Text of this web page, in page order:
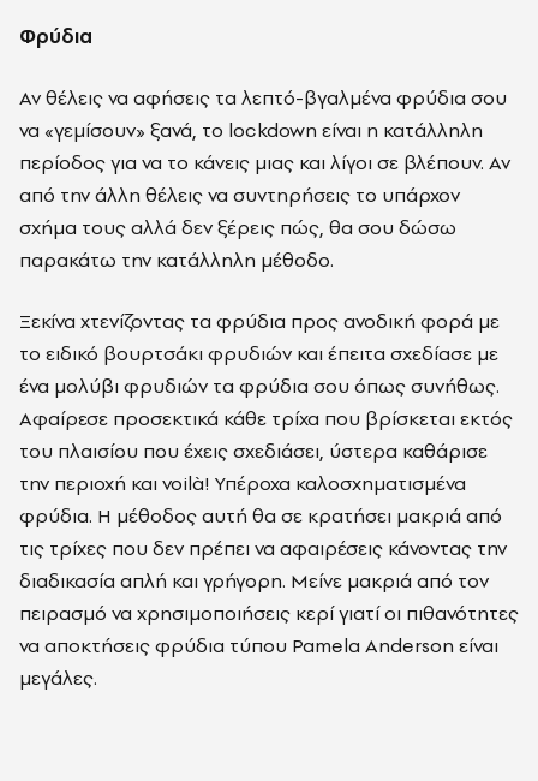
Φρύδια
Αν θέλεις να αφήσεις τα λεπτό-βγαλμένα φρύδια σου
να «γεμίσουν» ξανά, το lockdown είναι η κατάλληλη
περίοδος για να το κάνεις μιας και λίγοι σε βλέπουν. Αν
από την άλλη θέλεις να συντηρήσεις το υπάρχον
σχήμα τους αλλά δεν ξέρεις πώς, θα σου δώσω
παρακάτω την κατάλληλη μέθοδο.
Ξεκίνα χτενίζοντας τα φρύδια προς ανοδική φορά με
το ειδικό βουρτσάκι φρυδιών και έπειτα σχεδίασε με
ένα μολύβι φρυδιών τα φρύδια σου όπως συνήθως.
Αφαίρεσε προσεκτικά κάθε τρίχα που βρίσκεται εκτός
του πλαισίου που έχεις σχεδιάσει, ύστερα καθάρισε
την περιοχή και voilà! Υπέροχα καλοσχηματισμένα
φρύδια. Η μέθοδος αυτή θα σε κρατήσει μακριά από
τις τρίχες που δεν πρέπει να αφαιρέσεις κάνοντας την
διαδικασία απλή και γρήγορη. Μείνε μακριά από τον
πειρασμό να χρησιμοποιήσεις κερί γιατί οι πιθανότητες
να αποκτήσεις φρύδια τύπου Pamela Anderson είναι
μεγάλες.